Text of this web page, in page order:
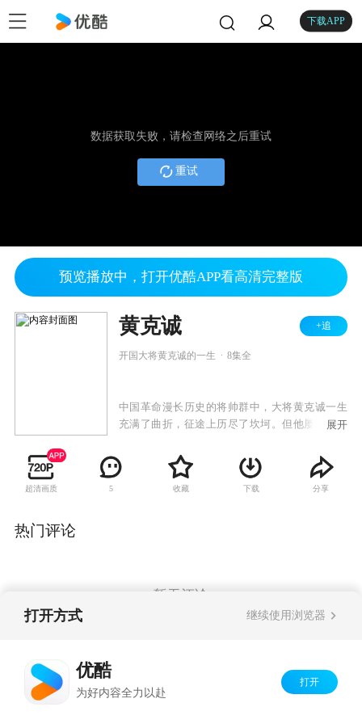
下载APP
数据获取失败，请检查网络之后重试
重试
预览播放中，打开优酷APP看高清完整版
黄克诚 +追
开国大将黄克诚的一生 8集全
中国革命漫长历史的将帅群中，大将黄克诚一生
充满了曲折，征途上历尽了坎坷。但他屡受挫而
中，显示了他坦荡的襟怀和高尚的品格。曾被陈
云同志赞誉“一代楷模”。黄克诚的经历独特，几
度沉浮，大起大落。黄克诚的性格独特，刚正不
展开
超清画质 5 收藏 下载 分享
热门评论
暂无评论
打开方式 继续使用浏览器
优酷
为好内容全力以赴
打开